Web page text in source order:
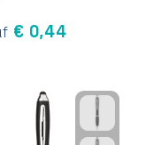
€ 0,44